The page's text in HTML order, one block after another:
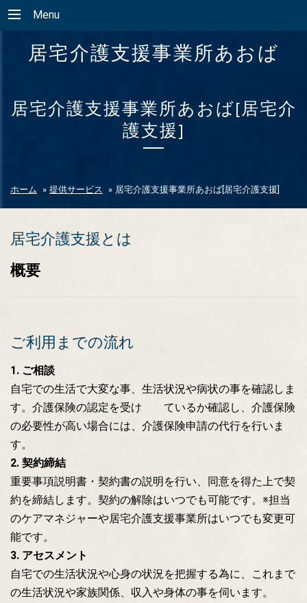
Menu
居宅介護支援事業所あおば
居宅介護支援事業所あおば[居宅介
護支援]
ホーム » 提供サービス » 居宅介護支援事業所あおば[居宅介護支援]
居宅介護支援とは
概要
ご利用までの流れ
1. ご相談
自宅での生活で大変な事、生活状況や病状の事を確認しま
す。介護保険の認定を受け ているか確認し、介護保険
の必要性が高い場合には、介護保険申請の代行を行いま
す。
2. 契約締結
重要事項説明書・契約書の説明を行い、同意を得た上で契
約を締結します。契約の解除はいつでも可能です。※担当
のケアマネジャーや居宅介護支援事業所はいつでも変更可
能です。
3. アセスメント
自宅での生活状況や心身の状況を把握する為に、これまで
の生活状況や家族関係、収入や身体の事を伺います。